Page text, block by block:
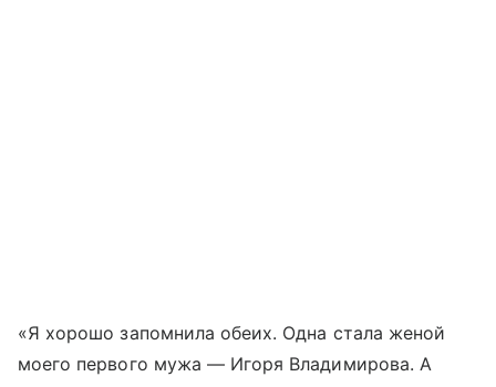
«Я хорошо запомнила обеих. Одна стала женой
моего первого мужа — Игоря Владимирова. А